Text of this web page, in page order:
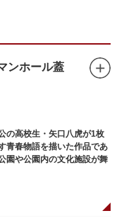
ンホール蓋
の高校生・矢口八虎が1枚
青春物語を描いた作品であ
園や公園内の文化施設が舞
ット創出による誘客促進
ンホール蓋を設置しまし